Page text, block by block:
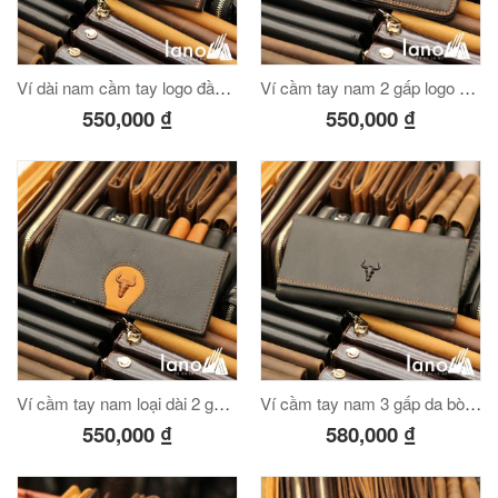
Jeep giá rẻ 04
GIỎ
hàn quốc cao cấp
₫
GIỎ
Ví dài nam cầm tay logo đầu trâu 2 gấp tuyệt đẹp VCTN017
550,000 ₫
Ví cầm tay nam 2 gấp logo đầu trâu mới lạ VCTN018
550,000 ₫
Ví cầm tay nam loại dài 2 gấp logo đầu trâu mới VCTN019
550,000 ₫
Ví cầm tay nam 3 gấp da bò thật thời trang tiện lợi VCTN020
580,000 ₫